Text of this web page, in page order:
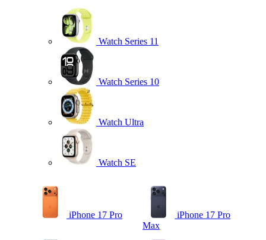
Watch Series 11
Watch Series 10
Watch Ultra
Watch SE
iPhone 17 Pro
iPhone 17 Pro
Max